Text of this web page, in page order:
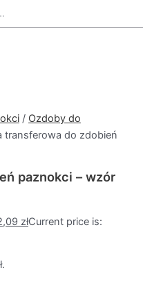
/ Ozdoby do
transferowa do zdobień
paznokci – wzór
złCurrent price is:
.